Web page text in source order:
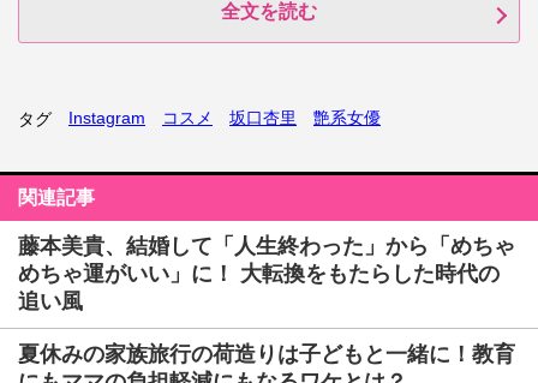
全文を読む
タグ Instagram コスメ 坂口杏里 艶系女優
関連記事
藤本美貴、結婚して「人生終わった」から「めちゃ
めちゃ運がいい」に！ 大転換をもたらした時代の
追い風
夏休みの家族旅行の荷造りは子どもと一緒に！教育